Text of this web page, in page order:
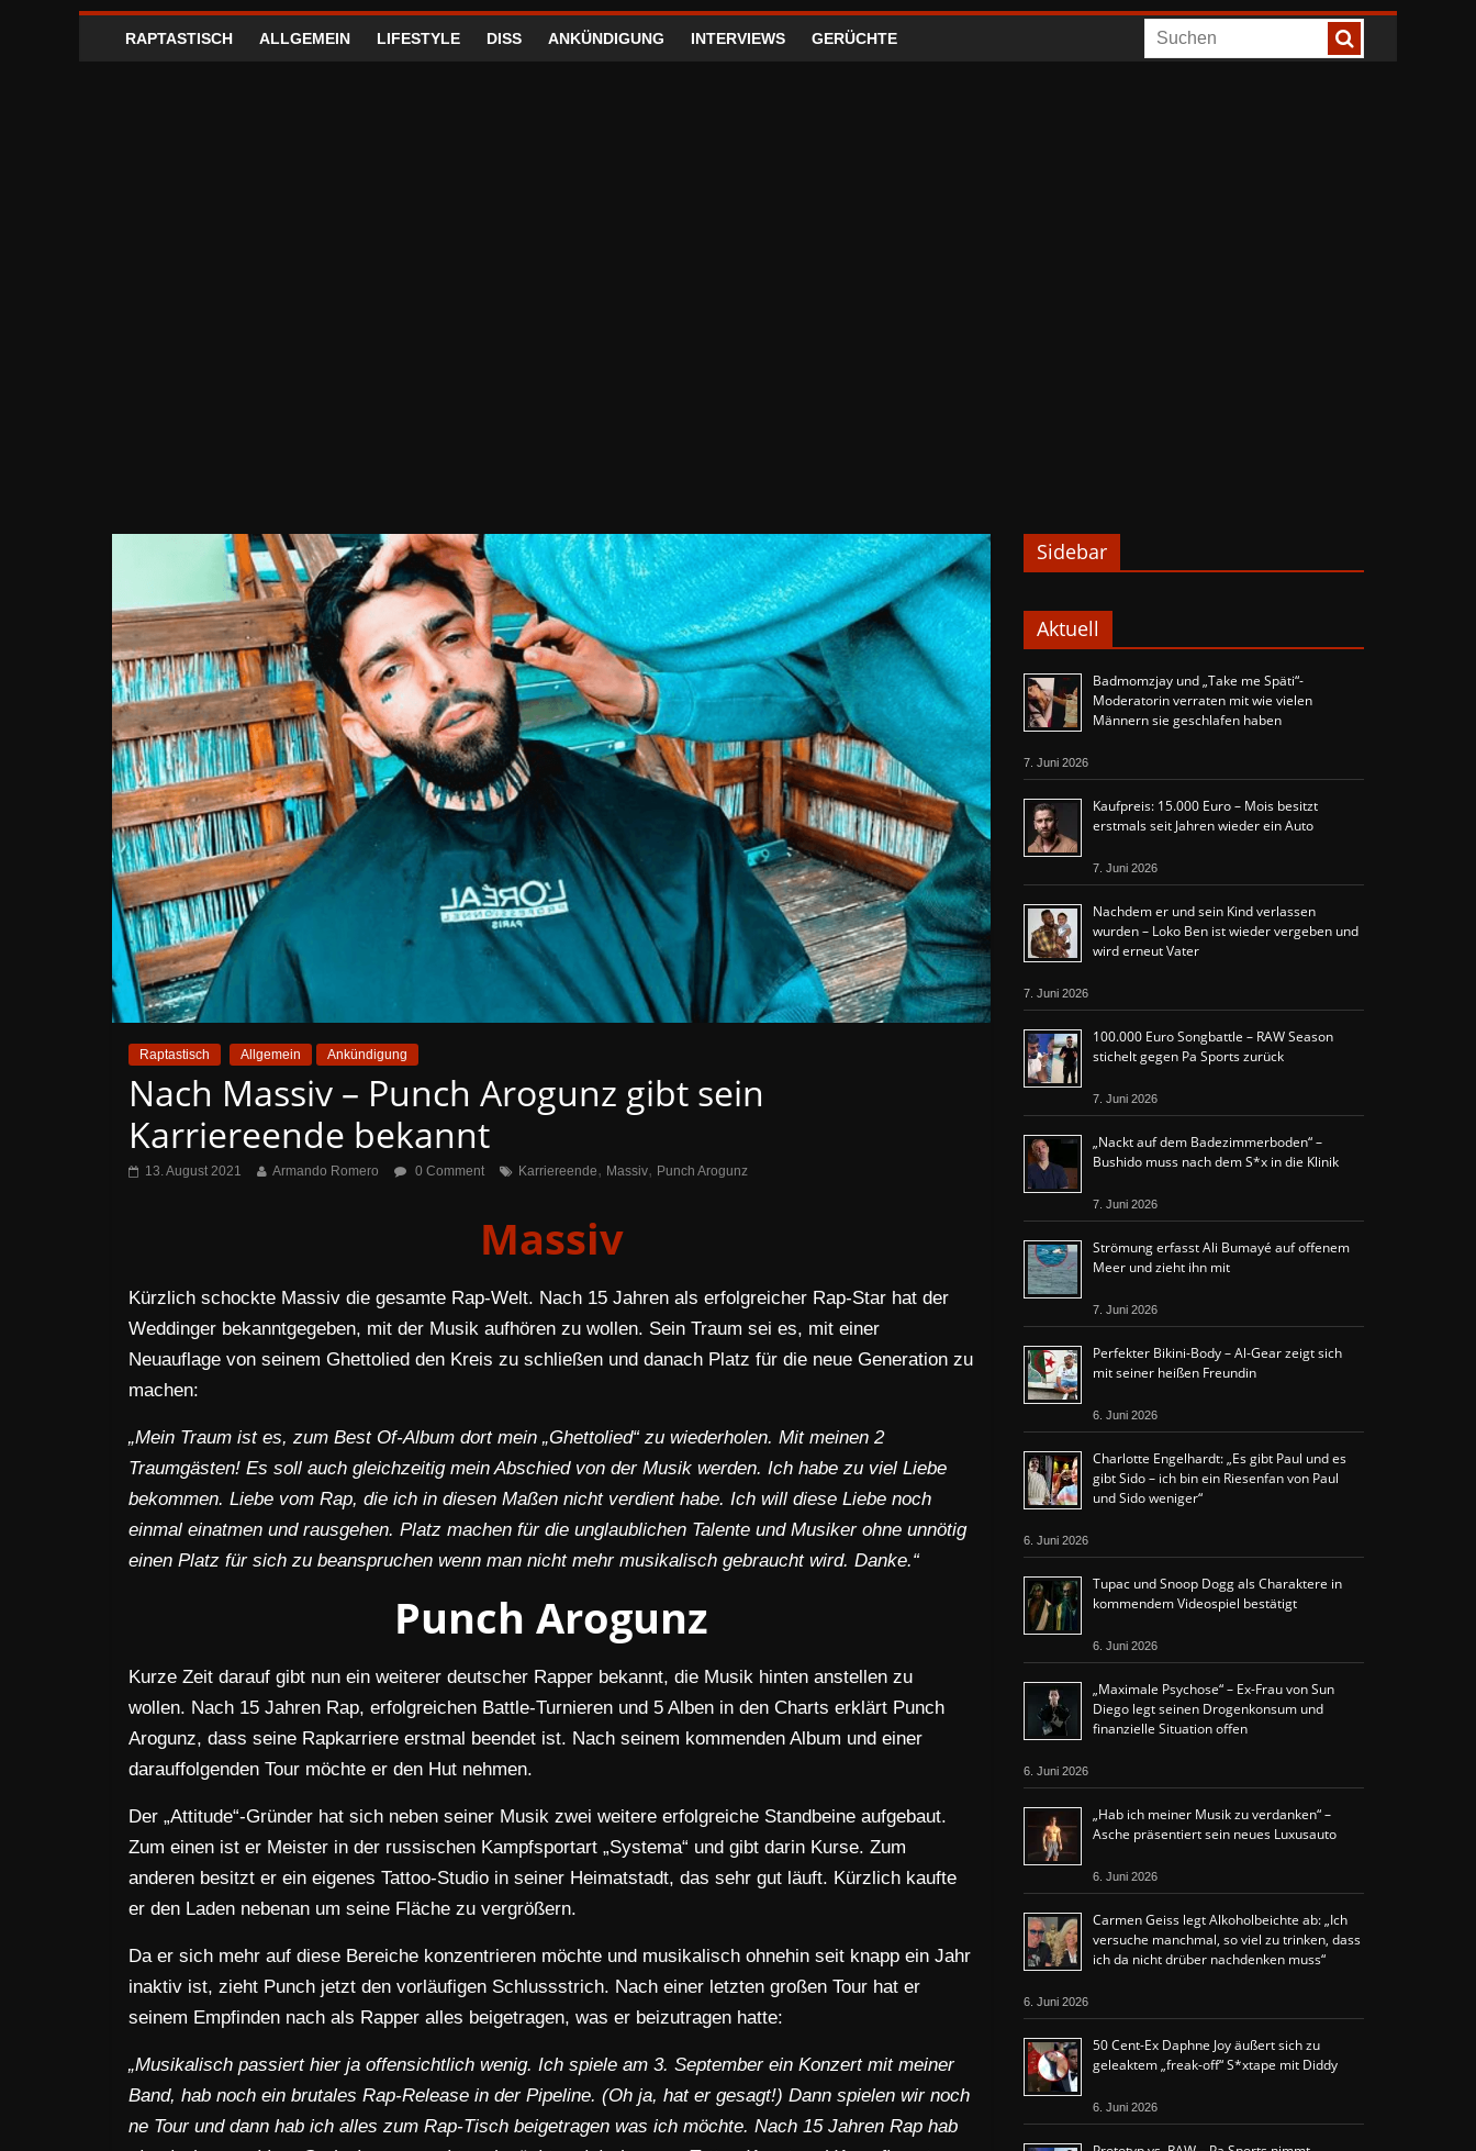
RAPTASTISCH ALLGEMEIN LIFESTYLE DISS ANKÜNDIGUNG INTERVIEWS GERÜCHTE
Raptastisch Allgemein Ankündigung
Nach Massiv – Punch Arogunz gibt sein
Karriereende bekannt
13. August 2021 Armando Romero 0 Comment Karriereende, Massiv, Punch Arogunz
Massiv
Kürzlich schockte Massiv die gesamte Rap-Welt. Nach 15 Jahren als erfolgreicher Rap-Star hat der
Weddinger bekanntgegeben, mit der Musik aufhören zu wollen. Sein Traum sei es, mit einer
Neuauflage von seinem Ghettolied den Kreis zu schließen und danach Platz für die neue Generation zu
machen:
„Mein Traum ist es, zum Best Of-Album dort mein „Ghettolied“ zu wiederholen. Mit meinen 2
Traumgästen! Es soll auch gleichzeitig mein Abschied von der Musik werden. Ich habe zu viel Liebe
bekommen. Liebe vom Rap, die ich in diesen Maßen nicht verdient habe. Ich will diese Liebe noch
einmal einatmen und rausgehen. Platz machen für die unglaublichen Talente und Musiker ohne unnötig
einen Platz für sich zu beanspruchen wenn man nicht mehr musikalisch gebraucht wird. Danke.“
Punch Arogunz
Kurze Zeit darauf gibt nun ein weiterer deutscher Rapper bekannt, die Musik hinten anstellen zu
wollen. Nach 15 Jahren Rap, erfolgreichen Battle-Turnieren und 5 Alben in den Charts erklärt Punch
Arogunz, dass seine Rapkarriere erstmal beendet ist. Nach seinem kommenden Album und einer
darauffolgenden Tour möchte er den Hut nehmen.
Der „Attitude“-Gründer hat sich neben seiner Musik zwei weitere erfolgreiche Standbeine aufgebaut.
Zum einen ist er Meister in der russischen Kampfsportart „Systema“ und gibt darin Kurse. Zum
anderen besitzt er ein eigenes Tattoo-Studio in seiner Heimatstadt, das sehr gut läuft. Kürzlich kaufte
er den Laden nebenan um seine Fläche zu vergrößern.
Da er sich mehr auf diese Bereiche konzentrieren möchte und musikalisch ohnehin seit knapp ein Jahr
inaktiv ist, zieht Punch jetzt den vorläufigen Schlussstrich. Nach einer letzten großen Tour hat er
seinem Empfinden nach als Rapper alles beigetragen, was er beizutragen hatte:
„Musikalisch passiert hier ja offensichtlich wenig. Ich spiele am 3. September ein Konzert mit meiner
Band, hab noch ein brutales Rap-Release in der Pipeline. (Oh ja, hat er gesagt!) Dann spielen wir noch
ne Tour und dann hab ich alles zum Rap-Tisch beigetragen was ich möchte. Nach 15 Jahren Rap hab
Sidebar
Aktuell
Badmomzjay und „Take me Späti“-
Moderatorin verraten mit wie vielen
Männern sie geschlafen haben
7. Juni 2026
Kaufpreis: 15.000 Euro – Mois besitzt
erstmals seit Jahren wieder ein Auto
7. Juni 2026
Nachdem er und sein Kind verlassen
wurden – Loko Ben ist wieder vergeben und
wird erneut Vater
7. Juni 2026
100.000 Euro Songbattle – RAW Season
stichelt gegen Pa Sports zurück
7. Juni 2026
„Nackt auf dem Badezimmerboden“ –
Bushido muss nach dem S*x in die Klinik
7. Juni 2026
Strömung erfasst Ali Bumayé auf offenem
Meer und zieht ihn mit
7. Juni 2026
Perfekter Bikini-Body – Al-Gear zeigt sich
mit seiner heißen Freundin
6. Juni 2026
Charlotte Engelhardt: „Es gibt Paul und es
gibt Sido – ich bin ein Riesenfan von Paul
und Sido weniger“
6. Juni 2026
Tupac und Snoop Dogg als Charaktere in
kommendem Videospiel bestätigt
6. Juni 2026
„Maximale Psychose“ – Ex-Frau von Sun
Diego legt seinen Drogenkonsum und
finanzielle Situation offen
6. Juni 2026
„Hab ich meiner Musik zu verdanken“ –
Asche präsentiert sein neues Luxusauto
6. Juni 2026
Carmen Geiss legt Alkoholbeichte ab: „Ich
versuche manchmal, so viel zu trinken, dass
ich da nicht drüber nachdenken muss“
6. Juni 2026
50 Cent-Ex Daphne Joy äußert sich zu
geleaktem „freak-off“ S*xtape mit Diddy
6. Juni 2026